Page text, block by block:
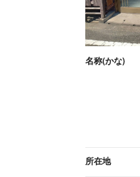
名称(かな)
所在地